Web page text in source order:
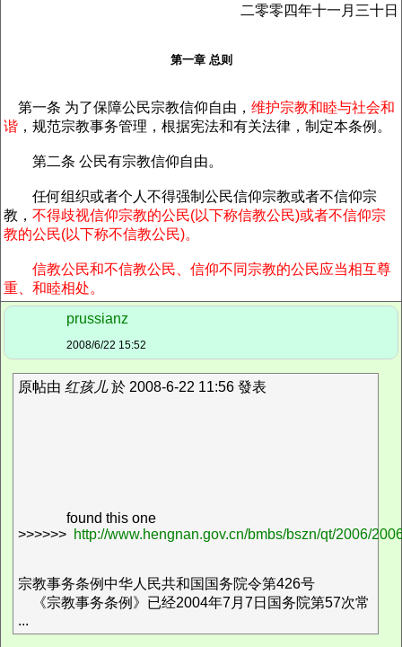
二零零四年十一月三十日
第一章 总则
第一条 为了保障公民宗教信仰自由， 维护宗教和睦与社会和
谐 ，规范宗教事务管理，根据宪法和有关法律，制定本条例。
第二条 公民有宗教信仰自由。
任何组织或者个人不得强制公民信仰宗教或者不信仰宗
教， 不得歧视信仰宗教的公民(以下称信教公民)或者不信仰宗
教的公民(以下称不信教公民)。
信教公民和不信教公民、信仰不同宗教的公民应当相互尊
重、和睦相处。
prussianz
2008/6/22 15:52
原帖由 红孩儿於 2008-6-22 11:56 發表
found this one
>>>>>> http://www.hengnan.gov.cn/bmbs/bszn/qt/2006/
宗教事务条例中华人民共和国国务院令第426号
《宗教事务条例》已经2004年7月7日国务院第57次常
...